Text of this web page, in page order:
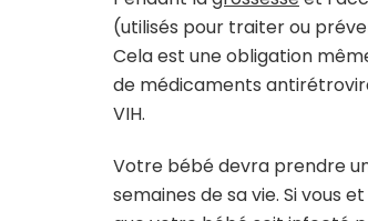
(utilisés pour traiter ou
Cela est une obligation
de médicaments
VIH.
Votre bébé devra prendre
semaines de sa vie. Si